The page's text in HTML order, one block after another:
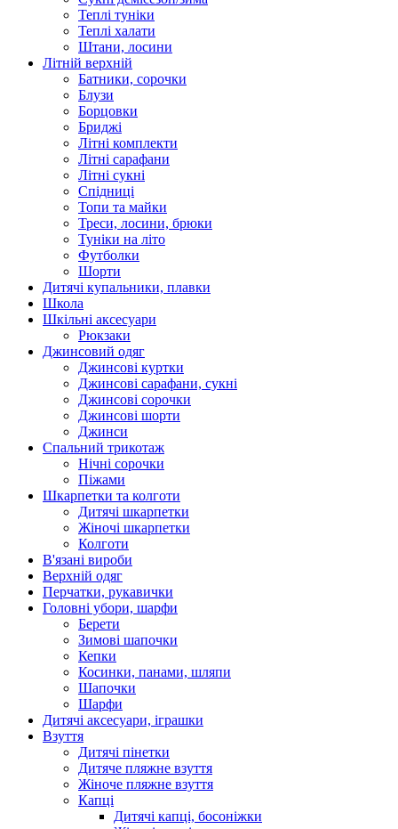
Теплі туніки
Теплі халати
Штани, лосини
Літній верхній
Батники, сорочки
Блузи
Борцовки
Бриджі
Літні комплекти
Літні сарафани
Літні сукні
Спідниці
Топи та майки
Треси, лосини, брюки
Туніки на літо
Футболки
Шорти
Дитячі купальники, плавки
Школа
Шкільні аксесуари
Рюкзаки
Джинсовий одяг
Джинсові куртки
Джинсові сарафани, сукні
Джинсові сорочки
Джинсові шорти
Джинси
Спальний трикотаж
Нічні сорочки
Піжами
Шкарпетки та колготи
Дитячі шкарпетки
Жіночі шкарпетки
Колготи
В'язані вироби
Верхній одяг
Перчатки, рукавички
Головні убори, шарфи
Берети
Зимові шапочки
Кепки
Косинки, панами, шляпи
Шапочки
Шарфи
Дитячі аксесуари, іграшки
Взуття
Дитячі пінетки
Дитяче пляжне взуття
Жіноче пляжне взуття
Капці
Дитячі капці, босоніжки